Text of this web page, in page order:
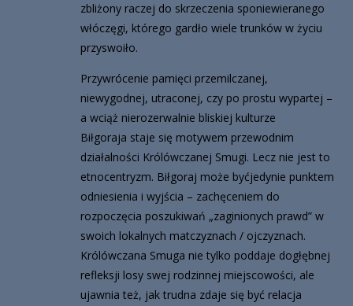
zbliżony raczej do skrzeczenia sponiewieranego
włóczęgi, którego gardło wiele trunków w życiu
przyswoiło.
Przywrócenie pamięci przemilczanej,
niewygodnej, utraconej, czy po prostu wypartej –
a wciąż nierozerwalnie bliskiej kulturze
Biłgoraja staje się motywem przewodnim
działalności Królówczanej Smugi. Lecz nie jest to
etnocentryzm. Biłgoraj może byćjedynie punktem
odniesienia i wyjścia – zachęceniem do
rozpoczęcia poszukiwań „zaginionych prawd” w
swoich lokalnych matczyznach / ojczyznach.
Królówczana Smuga nie tylko poddaje dogłębnej
refleksji losy swej rodzinnej miejscowości, ale
ujawnia też, jak trudna zdaje się być relacja